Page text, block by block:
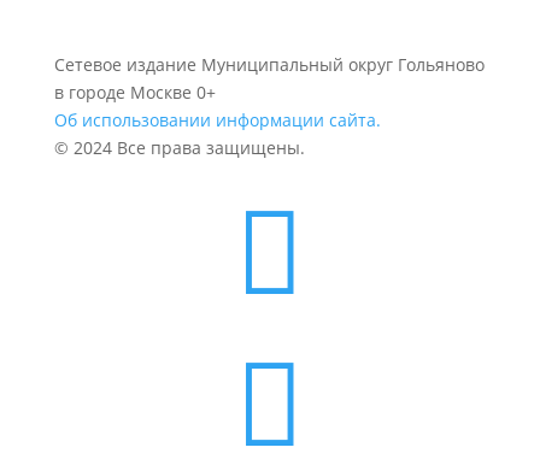
Сетевое издание Муниципальный округ Гольяново
в городе Москве 0+
Об использовании информации сайта.
© 2024 Все права защищены.

